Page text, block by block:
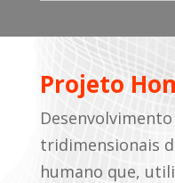
Projeto
tridimensionais
humano que,